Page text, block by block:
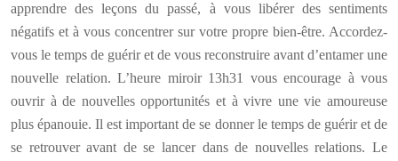
apprendre des leçons du passé, à vous libérer des sentiments
négatifs et à vous concentrer sur votre propre bien-être. Accordez-
vous le temps de guérir et de vous reconstruire avant d’entamer une
nouvelle relation. L’heure miroir 13h31 vous encourage à vous
ouvrir à de nouvelles opportunités et à vivre une vie amoureuse
plus épanouie. Il est important de se donner le temps de guérir et de
se retrouver avant de se lancer dans de nouvelles relations. Le